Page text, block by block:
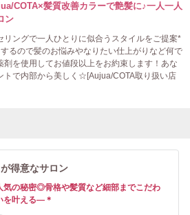
COTA×髪質改善カラーで艶髪に♪一人一人
ン
リングで一人ひとりに似合うスタイルをご提案*
るので髪のお悩みやなりたい仕上がりなど何で
剤を使用してお値段以上をお約束します！あな
トで内部から美しく☆[Aujua/COTA取り扱い店
得意なサロン
気の秘密◎骨格や髪質など細部までこだわ
を叶える―＊